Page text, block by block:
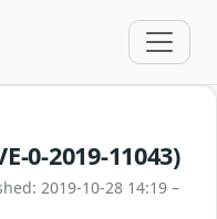
0-2019-11043)
2019-10-28 14:19 –